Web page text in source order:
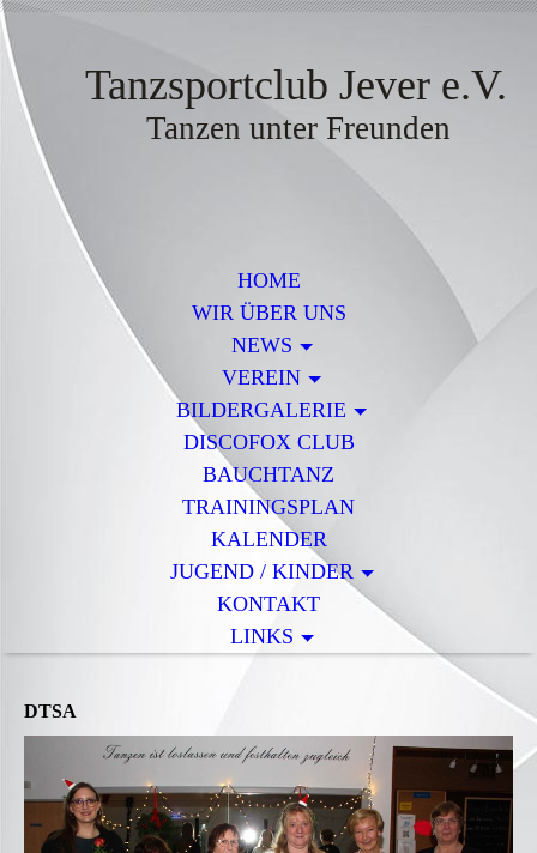
Tanzsportclub Jever e.V.
Tanzen unter Freunden
HOME
WIR ÜBER UNS
NEWS
VEREIN
BILDERGALERIE
DISCOFOX CLUB
BAUCHTANZ
TRAININGSPLAN
KALENDER
JUGEND / KINDER
KONTAKT
LINKS
DTSA